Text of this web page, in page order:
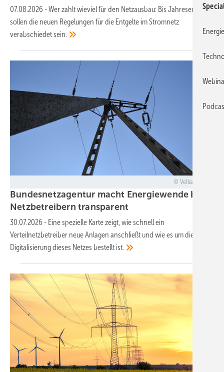
07.08.2026 -Wer zahlt wieviel für den Netzausbau: Bis Jahresende
sollen die neuen Regelungen für die Entgelte im Stromnetz
verabschiedetsein.
Velka Botička
Bundesnetzagentur macht Energiewende bei
Netzbetreibern transparent
30.07.2026 - Eine spezielle Karte zeigt, wie schnell ein
Verteilnetzbetreiber neue Anlagen anschließt und wie es um die
Digitalisierung dieses Netzes bestellt ist.